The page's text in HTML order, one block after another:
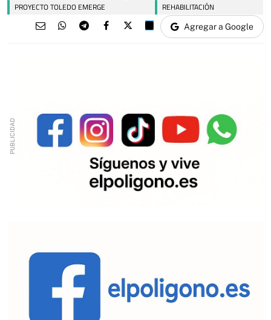
PROYECTO TOLEDO EMERGE
REHABILITACIÓN
Agregar a Google